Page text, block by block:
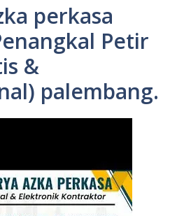
perkasa
Petir
&
palembang.